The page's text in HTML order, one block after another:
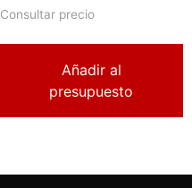
Consultar precio
Añadir al
presupuesto